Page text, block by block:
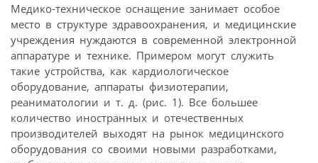
Медико-техническое оснащение занимает особое
место в структуре здравоохранения, и медицинские
учреждения нуждаются в современной электронной
аппаратуре и технике. Примером могут служить
такие устройства, как кардиологическое
оборудование, аппараты физиотерапии,
реаниматологии и т. д. (рис. 1). Все большее
количество иностранных и отечественных
производителей выходят на рынок медицинского
оборудования со своими новыми разработками,